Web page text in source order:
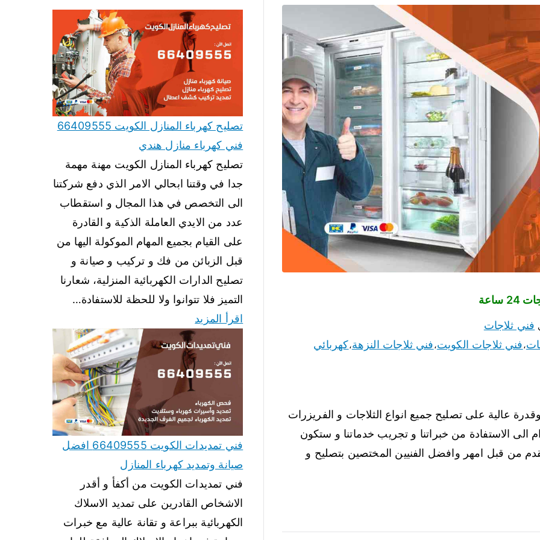
فني ثلاجات
،فني ثلاجات الكويت،فني ثلاجات النزهة،كهربائي
عالية على تصليح جميع انواع الثلاجات و الفريزرات
الى الاستفادة من خبراتنا و تجريب خدماتنا و ستكون
من قبل امهر وافضل الفنيين المختصين بتصليح و
تصليح كهرباء المنازل الكويت 66409555
فني كهرباء منازل هندي
تصليح كهرباء المنازل الكويت مهنة مهمة
جدا في وقتنا ابحالي الامر الذي دفع شركتنا
الى التخصص في هذا المجال و استقطاب
عدد من الايدي العاملة الذكية و القادرة
على القيام بجميع المهام الموكولة اليها من
قبل الزبائن من فك و تركيب و صيانة و
تصليح الدارات الكهربائية المنزلية، شعارنا
التميز فلا تتوانوا ولا للحظة للاستفادة…
اقرأ المزيد
فني تمديدات الكويت 66409555 افضل
صيانة وتمديد كهرباء المنازل
فني تمديدات الكويت من أكفأ و أقدر
الاشخاص القادرين على تمديد الاسلاك
الكهربائية ببراعة و تقانة عالية مع خبرات